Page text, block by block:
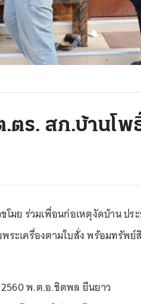
.ตร. สภ.บ้านโพ
โมย ร่วมเพื่อนก่อเหตุงัดบ้าน ปร
ระเครื่องตามใบสั่ง พร้อมทรัพ
2560 พ.ต.อ.ชิตพล ยืนยาว